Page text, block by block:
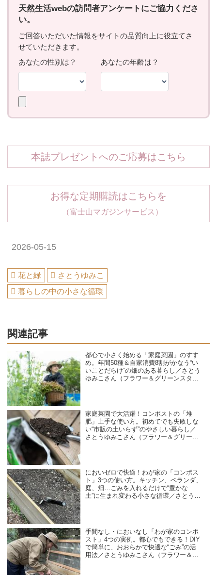
本誌プレゼントへのご応募はこちら
お得な定期購読はこちらを
（富士山マガジンサービス）
2026-05-15
花と緑
さとうゆみこ
暮らしの中の小さな循環
関連記事
都心で小さく始める「家庭菜園」のすす
め。年間50種＆自家消費8割がかなう“い
いことだらけ”の畑のある暮らし／さとう
ゆみこさん（フラワー＆グリーンスタイ
家庭菜園で大活躍！コンポストの「堆
肥」上手な使い方。初めてでも失敗しな
い“市販の土いらず”のやさしい暮らし／
さとうゆみこさん（フラワー＆グリーン
においゼロで快適！わが家の「コンポス
ト」3つの使い方。キッチン、ベランダ、
庭、畑…ごみを入れるだけで“豊かな
土”に生まれ変わる小さな循環／さとうゆ
手間なし・においなし「わが家のコンポ
スト」4つの実例。都心でもできる！DIY
で簡単に、おおらかで快適な“ごみ”の活
用法／さとうゆみこさん（フラワー＆グ